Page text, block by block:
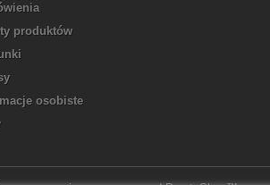
produktów
osobiste